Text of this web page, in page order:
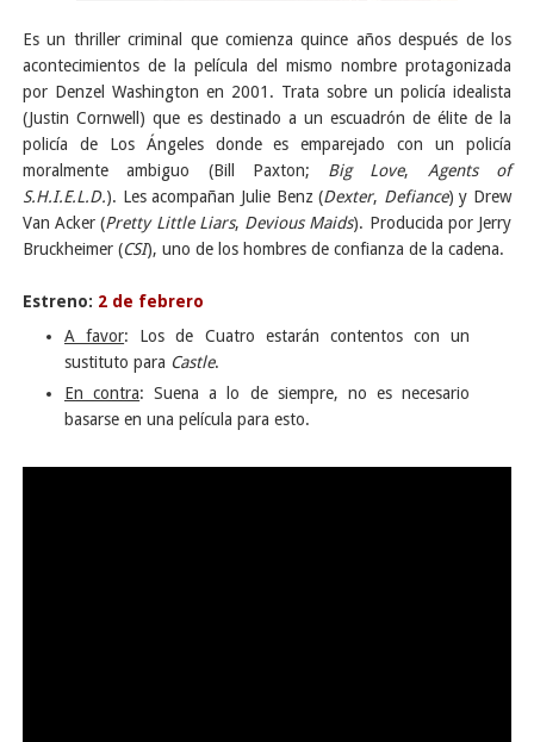
Es un thriller criminal que comienza quince años después de los
acontecimientos de la película del mismo nombre protagonizada
por Denzel Washington en 2001. Trata sobre un policía idealista
(Justin Cornwell) que es destinado a un escuadrón de élite de la
policía de Los Ángeles donde es emparejado con un policía
moralmente ambiguo (Bill Paxton; Big Love, Agents of
S.H.I.E.L.D.). Les acompañan Julie Benz (Dexter, Defiance) y Drew
Van Acker (Pretty Little Liars, Devious Maids). Producida por Jerry
Bruckheimer (CSI), uno de los hombres de confianza de la cadena.
Estreno: 2 de febrero
A favor: Los de Cuatro estarán contentos con un
sustituto para Castle.
En contra: Suena a lo de siempre, no es necesario
basarse en una película para esto.